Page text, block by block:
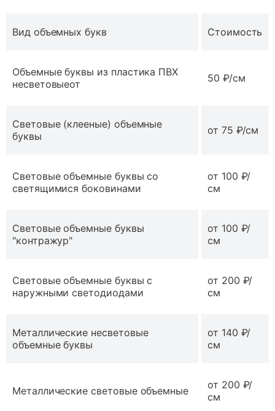
Вид объемных букв Стоимость
Объемные буквы из пластика ПВХ
несветовыеот
50 ₽/см
Световые (клееные) объемные
буквы
от 75 ₽/см
Световые объемные буквы со
светящимися боковинами
от 100 ₽/
см
Световые объемные буквы
"контражур"
от 100 ₽/
см
Световые объемные буквы с
наружными светодиодами
от 200 ₽/
см
Металлические несветовые
объемные буквы
от 140 ₽/
см
Металлические световые объемные
от 200 ₽/
см